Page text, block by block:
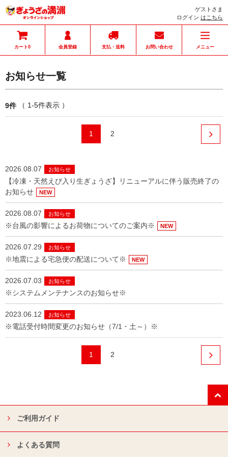
ゲストさま
ログイン はこちら
カート0 会員登録 支払・送料 お問い合わせ メニュー
お知らせ一覧
9件 （ 1-5件表示 ）
1 2
2026.08.07 お知らせ
【冷凍・天然えび入り生ぎょうざ】リニューアルに伴う販売終了の
お知らせ
NEW
2026.08.07 お知らせ
※台風の影響によるお荷物についてのご案内※ NEW
2026.07.29 お知らせ
※地震による宅急便の配送について※ NEW
2026.07.03 お知らせ
※システムメンテナンスのお知らせ※
2023.06.12 お知らせ
※電話受付時間変更のお知らせ（7/1・土～）※
1 2
ご利用ガイド
よくある質問